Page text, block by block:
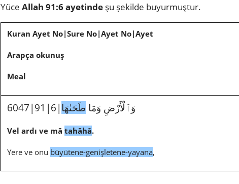
Yüce Allah 91:6 ayetinde şu şekilde buyurmuştur.
Kuran Ayet No|Sure No|Ayet No|Ayet
Arapça okunuş
Meal
6047|91|6|وَٱلْأَرْضِ وَمَا طَحَىٰهَا
Vel ardı ve mâ tahâhâ.
Yere ve onu büyütene-genişletene-yayana,